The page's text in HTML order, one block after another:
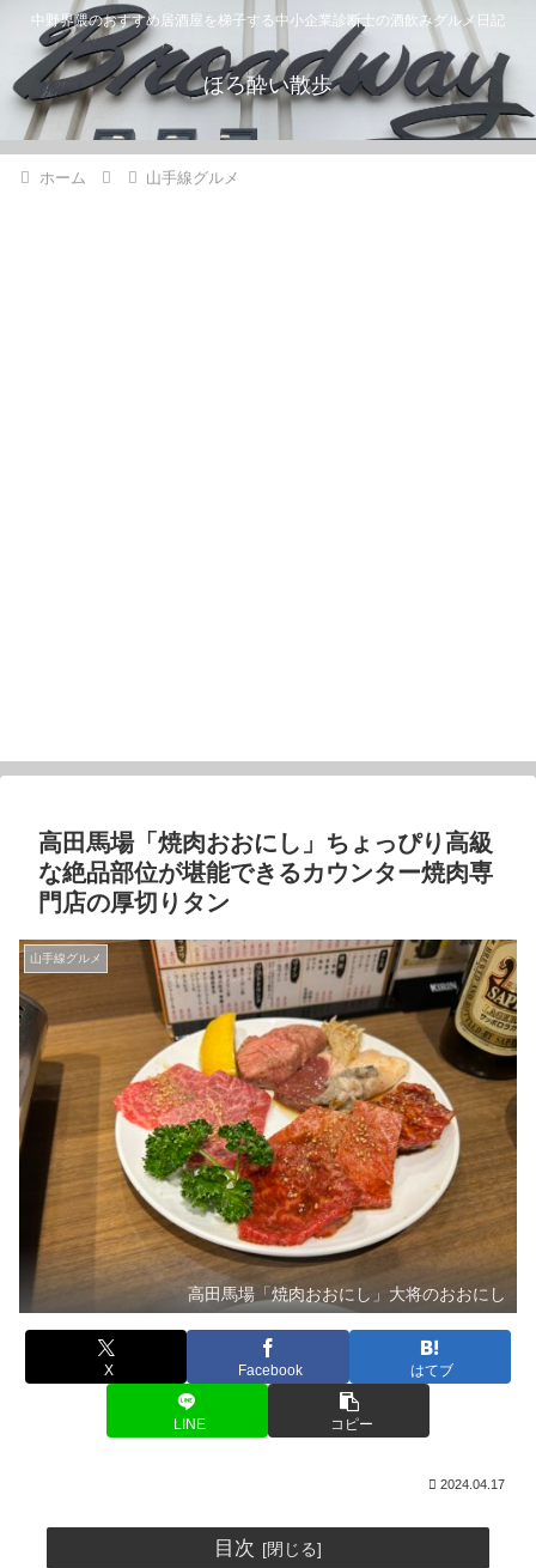
中野界隈のおすすめ居酒屋を梯子する中小企業診断士の酒飲みグルメ日記
ほろ酔い散歩
ホーム 山手線グルメ
高田馬場「焼肉おおにし」ちょっぴり高級
な絶品部位が堪能できるカウンター焼肉専
門店の厚切りタン
山手線グルメ
高田馬場「焼肉おおにし」大将のおおにし
X Facebook はてブ
LINE コピー
2024.04.17
目次